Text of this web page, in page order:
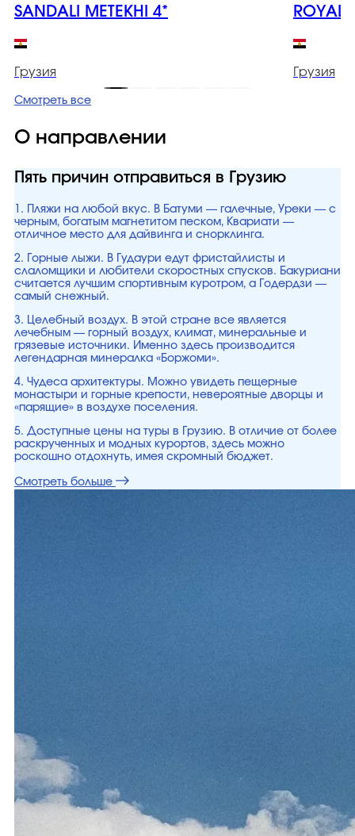
SANDALI METEKHI 4*
Грузия
ROYAL
Грузия
Смотреть все
О направлении
Пять причин отправиться в Грузию
1. Пляжи на любой вкус. В Батуми — галечные, Уреки — с
черным, богатым магнетитом песком, Квариати —
отличное место для дайвинга и снорклинга.
2. Горные лыжи. В Гудаури едут фристайлисты и
слаломщики и любители скоростных спусков. Бакуриани
считается лучшим спортивным куротром, а Годердзи —
самый снежный.
3. Целебный воздух. В этой стране все является
лечебным — горный воздух, климат, минеральные и
грязевые источники. Именно здесь производится
легендарная минералка «Боржоми».
4. Чудеса архитектуры. Можно увидеть пещерные
монастыри и горные крепости, невероятные дворцы и
«парящие» в воздухе поселения.
5. Доступные цены на туры в Грузию. В отличие от более
раскрученных и модных курортов, здесь можно
роскошно отдохнуть, имея скромный бюджет.
Смотреть больше